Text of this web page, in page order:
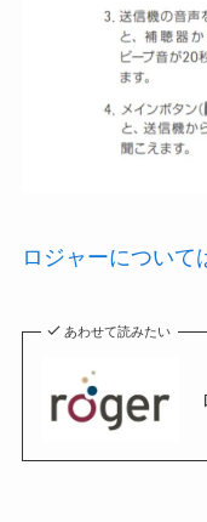
ロジャーについて
あわせて読みたい